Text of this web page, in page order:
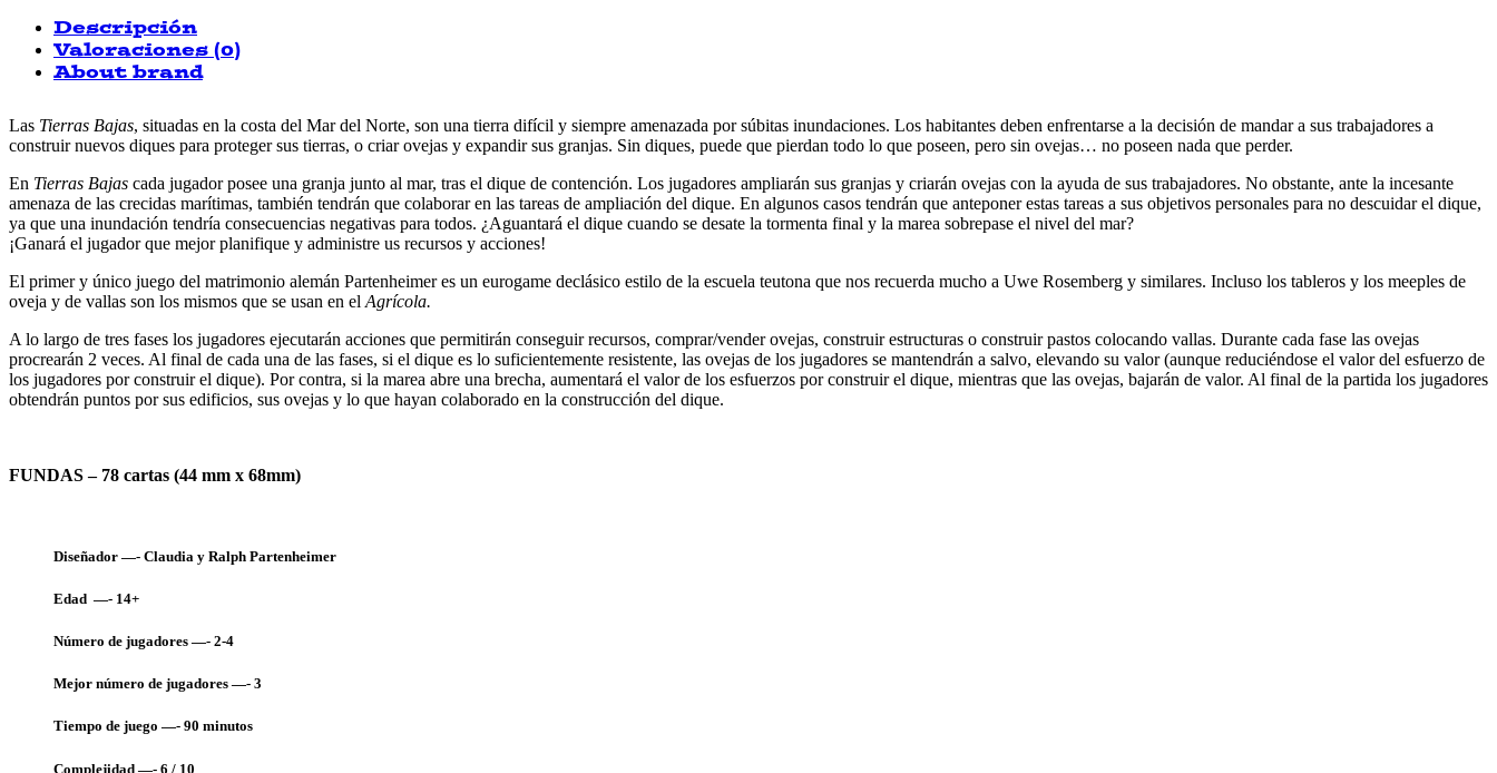
Descripción
Valoraciones (0)
About brand
Las Tierras Bajas, situadas en la costa del Mar del Norte, son una tierra difícil y siempre amenazada por súbitas inundaciones. Los habitantes deben enfrentarse a la decisión de mandar a sus trabajadores a
construir nuevos diques para proteger sus tierras, o criar ovejas y expandir sus granjas. Sin diques, puede que pierdan todo lo que poseen, pero sin ovejas… no poseen nada que perder.
En Tierras Bajas cada jugador posee una granja junto al mar, tras el dique de contención. Los jugadores ampliarán sus granjas y criarán ovejas con la ayuda de sus trabajadores. No obstante, ante la incesante
amenaza de las crecidas marítimas, también tendrán que colaborar en las tareas de ampliación del dique. En algunos casos tendrán que anteponer estas tareas a sus objetivos personales para no descuidar el dique,
ya que una inundación tendría consecuencias negativas para todos. ¿Aguantará el dique cuando se desate la tormenta final y la marea sobrepase el nivel del mar?
¡Ganará el jugador que mejor planifique y administre us recursos y acciones!
El primer y único juego del matrimonio alemán Partenheimer es un eurogame declásico estilo de la escuela teutona que nos recuerda mucho a Uwe Rosemberg y similares. Incluso los tableros y los meeples de
oveja y de vallas son los mismos que se usan en el Agrícola.
A lo largo de tres fases los jugadores ejecutarán acciones que permitirán conseguir recursos, comprar/vender ovejas, construir estructuras o construir pastos colocando vallas. Durante cada fase las ovejas
procrearán 2 veces. Al final de cada una de las fases, si el dique es lo suficientemente resistente, las ovejas de los jugadores se mantendrán a salvo, elevando su valor (aunque reduciéndose el valor del esfuerzo de
los jugadores por construir el dique). Por contra, si la marea abre una brecha, aumentará el valor de los esfuerzos por construir el dique, mientras que las ovejas, bajarán de valor. Al final de la partida los jugadores
obtendrán puntos por sus edificios, sus ovejas y lo que hayan colaborado en la construcción del dique.
FUNDAS – 78 cartas (44 mm x 68mm)
Diseñador —- Claudia y Ralph Partenheimer
Edad —- 14+
Número de jugadores —- 2-4
Mejor número de jugadores —- 3
Tiempo de juego —- 90 minutos
Complejidad —- 6 / 10